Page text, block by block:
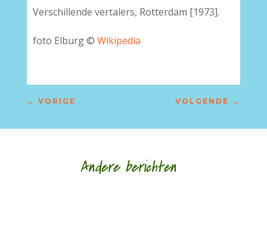
Verschillende vertalers, Rotterdam [1973].
foto Elburg © Wikipedia
← VORIGE VOLGENDE →
Andere berichten